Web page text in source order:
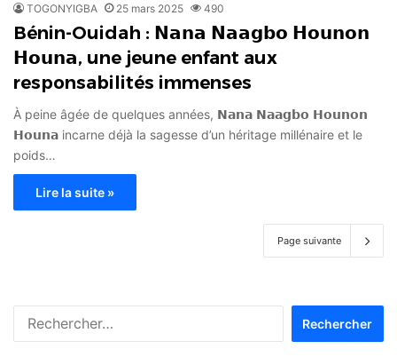
TOGONYIGBA 25 mars 2025 490
Bénin-Ouidah : 𝗡𝗮𝗻𝗮 𝗡𝗮𝗮𝗴𝗯𝗼 𝗛𝗼𝘂𝗻𝗼𝗻
𝗛𝗼𝘂𝗻𝗮, une jeune enfant aux
responsabilités immenses
À peine âgée de quelques années, 𝗡𝗮𝗻𝗮 𝗡𝗮𝗮𝗴𝗯𝗼 𝗛𝗼𝘂𝗻𝗼𝗻
𝗛𝗼𝘂𝗻𝗮 incarne déjà la sagesse d’un héritage millénaire et le
poids…
Lire la suite »
Page suivante